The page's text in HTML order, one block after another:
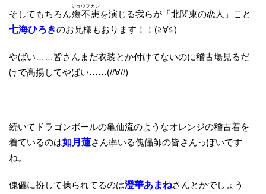
そしてもちろん殤不患
ショウフカン
を演じる我らが「北関東の恋人」こと
七海ひろきのお兄様もおります！！(≧∀≦)
やばい……皆さんまだ衣装とか付けてないのに稽古場見るだ
けで高揚してやばい……(//∀//)
続いてドラゴンボールの亀仙流のようなオレンジの稽古着を
着ているのは如月蓮さん率いる傀儡師の皆さんっぽいです
ね。
傀儡に扮して操られてるのは澄華あまねさんとかでしょう